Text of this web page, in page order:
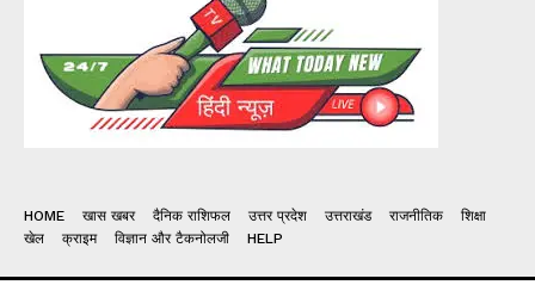
HOME खास खबर दैनिक राशिफल उत्तर प्रदेश उत्तराखंड राजनीतिक
शिक्षा
खेल
क्राइम विज्ञान और टैकनोलजी HELP